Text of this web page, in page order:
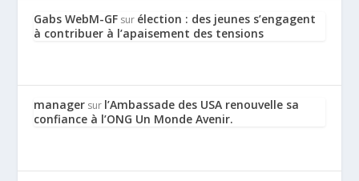
Gabs WebM-GF sur élection : des jeunes s’engagent
à contribuer à l’apaisement des tensions
manager sur l’Ambassade des USA renouvelle sa
confiance à l’ONG Un Monde Avenir.